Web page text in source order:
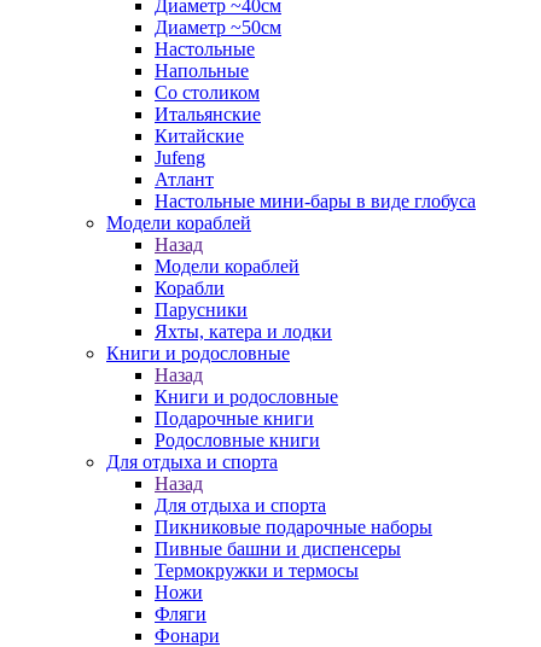
Диаметр ~40см
Диаметр ~50см
Настольные
Напольные
Со столиком
Итальянские
Китайские
Jufeng
Атлант
Настольные мини-бары в виде глобуса
Модели кораблей
Назад
Модели кораблей
Корабли
Парусники
Яхты, катера и лодки
Книги и родословные
Назад
Книги и родословные
Подарочные книги
Родословные книги
Для отдыха и спорта
Назад
Для отдыха и спорта
Пикниковые подарочные наборы
Пивные башни и диспенсеры
Термокружки и термосы
Ножи
Фляги
Фонари